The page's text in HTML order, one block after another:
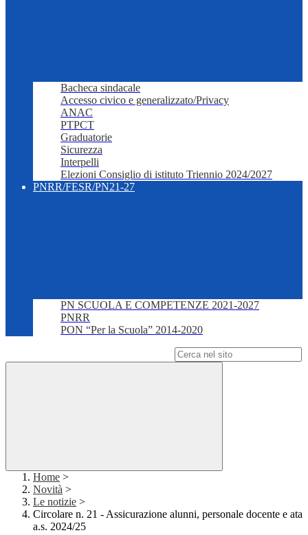
Bacheca sindacale
Accesso civico e generalizzato/Privacy
ANAC
PTPCT
Graduatorie
Sicurezza
Interpelli
Elezioni Consiglio di istituto Triennio 2024/2027
PNRR/FESR/PN21-27
PN SCUOLA E COMPETENZE 2021-2027
PNRR
PON “Per la Scuola” 2014-2020
Home >
Novità >
Le notizie >
Circolare n. 21 - Assicurazione alunni, personale docente e ata
a.s. 2024/25